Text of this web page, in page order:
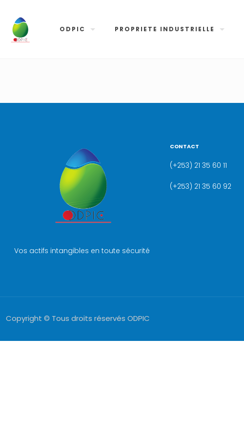
ODPIC PROPRIETE INDUSTRIELLE
Vos actifs intangibles en toute sécurité
CONTACT
(+253) 21 35 60 11
(+253) 21 35 60 92
Copyright © Tous droits réservés ODPIC